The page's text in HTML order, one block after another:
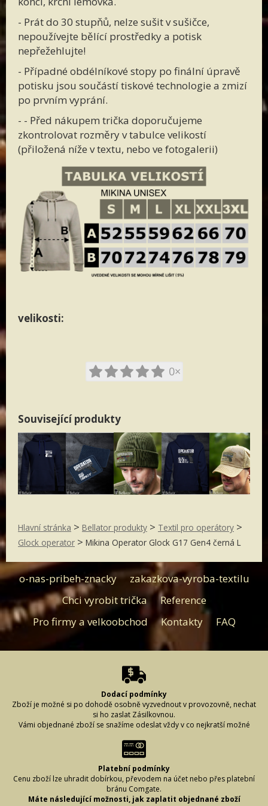
- Prát do 30 stupňů, nelze sušit v sušičce,
nepoužívejte bělící prostředky a potisk
nepřežehlujte!
- Případné obdélníkové stopy po finální úpravě
potisku jsou součástí tiskové technologie a zmizí
po prvním vyprání.
- - Před nákupem trička doporučujeme
zkontrolovat rozměry v tabulce velikostí
(přiložená níže v textu, nebo ve fotogalerii)
velikosti:
0×
Související produkty
Hlavní stránka > Bellator produkty > Textil pro operátory >
Glock operator > Mikina Operator Glock G17 Gen4 černá L
o-nas-pribeh-znacky
zakazkova-vyroba-textilu
Chci vyrobit trička
Reference
Pro firmy a velkoobchod
Kontakty FAQ
Dodací podmínky
Zboží je možné si po dohodě osobně vyzvednout v provozovně, nechat
si ho zaslat Zásilkovnou.
Vámi objednané zboží se snažíme odeslat vždy v co nejkratší možné
abyste při vyplňování dodacích údajů řádně vyplnili požadované
informace. (Může se stát, že napíšete špatně adresu či uděláte chybu ve
svém příjmení a zboží nelze doručit.) Proto si, prosím, vyplněné údaje
vždy zkontrolujte, aby se předešlo případnému zbytečnému zdržení či
vrácení Vaší zásilky.
Jak je uvedeno v záložkách platební podmínky a dodací lhůty, způsob
Platební podmínky
Cenu zboží lze uhradit dobírkou, převodem na účet nebo přes platební
bránu Comgate.
Máte následující možnosti, jak zaplatit objednané zboží